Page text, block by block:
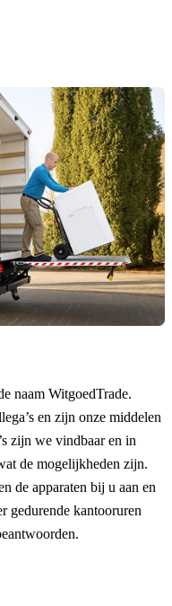
naam WitgoedTrade.
en zijn onze middelen
zijn we vindbaar en in
de mogelijkheden zijn.
de apparaten bij u aan en
gedurende kantooruren